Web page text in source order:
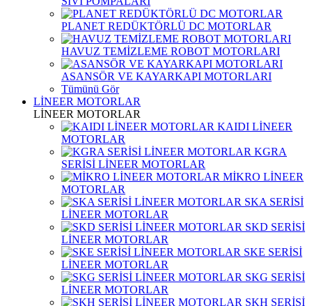
PLANET REDÜKTÖRLÜ DC MOTORLAR
HAVUZ TEMİZLEME ROBOT MOTORLARI
ASANSÖR VE KAYARKAPI MOTORLARI
Tümünü Gör
LİNEER MOTORLAR
LİNEER MOTORLAR
KAIDI LİNEER
MOTORLAR
KGRA
SERİSİ LİNEER MOTORLAR
MİKRO LİNEER
MOTORLAR
SKA SERİSİ
LİNEER MOTORLAR
SKD SERİSİ
LİNEER MOTORLAR
SKE SERİSİ
LİNEER MOTORLAR
SKG SERİSİ
LİNEER MOTORLAR
SKH SERİSİ